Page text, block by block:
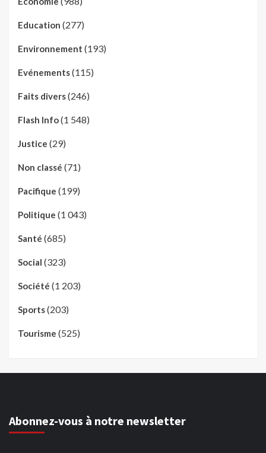
Education (277)
Environnement (193)
Evénements(115)
Faits divers(246)
Flash Info(1 548)
Justice (29)
Non classé (71)
Pacifique (199)
Politique (1 043)
Santé (685)
Social (323)
Société (1 203)
Sports(203)
Tourisme (525)
Abonnez-vous à notre newsletter